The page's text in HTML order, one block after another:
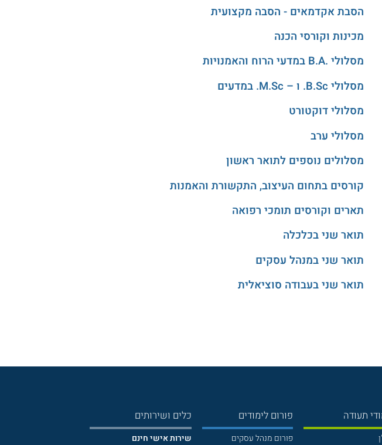
הסבת אקדמאים - הסבה מקצועית
מכינות וקורסי הכנה
מסלולי .B.A במדעי הרוח והאמנויות
מסלולי B.Sc. ו – M.Sc. במדעים
מסלולי דוקטורט
מסלולי ערב
מסלולים נוספים לתואר ראשון
קורסים בתחום העיצוב, התקשורת והאמנות
תארים וקורסים תומכי רפואה
תואר שני בכלכלה
תואר שני במנהל עסקים
תואר שני בעבודה סוציאלית
תעודה פורום לימודים
פורום מנהל עסקים
כלים ושירותים
שירות אישי חינם